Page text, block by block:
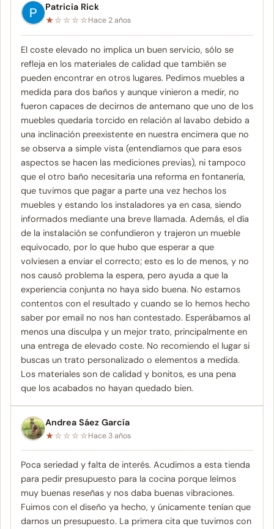
Patricia Rick
★☆☆☆☆Hace 2 años
El coste elevado no implica un buen servicio, sólo se
refleja en los materiales de calidad que también se
pueden encontrar en otros lugares. Pedimos muebles a
medida para dos baños y aunque vinieron a medir, no
fueron capaces de decirnos de antemano que uno de los
muebles quedaría torcido en relación al lavabo debido a
una inclinación preexistente en nuestra encimera que no
se observa a simple vista (entendíamos que para esos
aspectos se hacen las mediciones previas), ni tampoco
que el otro baño necesitaría una reforma en fontanería,
que tuvimos que pagar a parte una vez hechos los
muebles y estando los instaladores ya en casa, siendo
informados mediante una breve llamada. Además, el día
de la instalación se confundieron y trajeron un mueble
equivocado, por lo que hubo que esperar a que
volviesen a enviar el correcto; esto es lo de menos, y no
nos causó problema la espera, pero ayuda a que la
experiencia conjunta no haya sido buena. No estamos
contentos con el resultado y cuando se lo hemos hecho
saber por email no nos han contestado. Esperábamos al
menos una disculpa y un mejor trato, principalmente en
una entrega de elevado coste. No recomiendo el lugar si
buscas un trato personalizado o elementos a medida.
Los materiales son de calidad y bonitos, es una pena
que los acabados no hayan quedado bien.
Andrea Sáez García
★☆☆☆☆Hace 3 años
Poca seriedad y falta de interés. Acudimos a esta tienda
para pedir presupuesto para la cocina porque leímos
muy buenas reseñas y nos daba buenas vibraciones.
Fuimos con el diseño ya hecho, y únicamente tenían que
darnos un presupuesto. La primera cita que tuvimos con